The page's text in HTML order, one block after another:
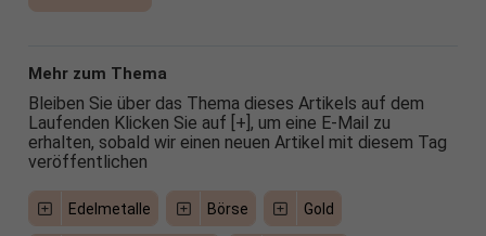
Mehr zum Thema
Bleiben Sie über das Thema dieses Artikels auf dem
Laufenden Klicken Sie auf [+], um eine E-Mail zu
erhalten, sobald wir einen neuen Artikel mit diesem Tag
veröffentlichen
Edelmetalle Börse Gold